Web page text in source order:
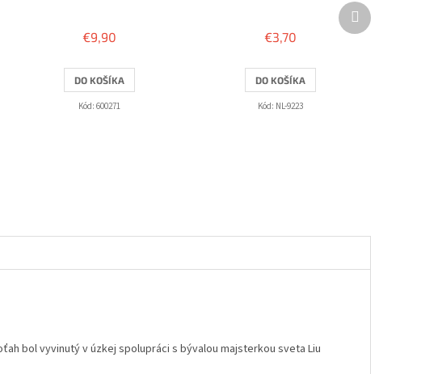
€9,90
DO KOŠÍKA
Kód: 600271
€3,70
DO KOŠÍKA
Kód: NL-9223
Ďalší
produkt
bol vyvinutý v úzkej spolupráci s bývalou majsterkou sveta Liu